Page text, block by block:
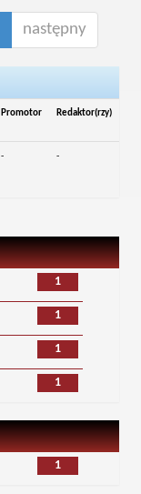
następny
Promotor Redaktor(rzy)
- -
1
1
1
1
1